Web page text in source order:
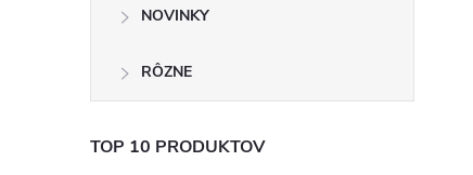
NOVINKY
RÔZNE
TOP 10 PRODUKTOV